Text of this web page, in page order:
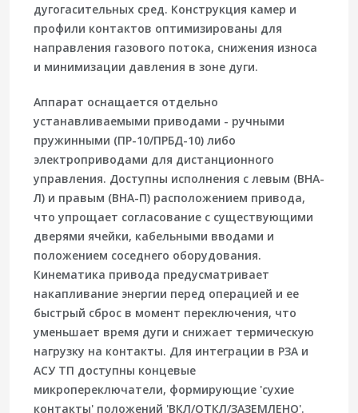
дугогасительных сред. Конструкция камер и
профили контактов оптимизированы для
направления газового потока, снижения износа
и минимизации давления в зоне дуги.
Аппарат оснащается отдельно
устанавливаемыми приводами - ручными
пружинными (ПР-10/ПРБД-10) либо
электроприводами для дистанционного
управления. Доступны исполнения с левым (ВНА-
Л) и правым (ВНА-П) расположением привода,
что упрощает согласование с существующими
дверями ячейки, кабельными вводами и
положением соседнего оборудования.
Кинематика привода предусматривает
накапливание энергии перед операцией и ее
быстрый сброс в момент переключения, что
уменьшает время дуги и снижает термическую
нагрузку на контакты. Для интеграции в РЗА и
АСУ ТП доступны концевые
микропереключатели, формирующие 'сухие
контакты' положений 'ВКЛ/ОТКЛ/ЗАЗЕМЛЕНО'.